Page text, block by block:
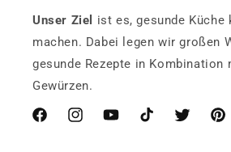
Unser Ziel
ist es, gesunde Küche
machen. Dabei legen wir großen
gesunde Rezepte in Kombination
Gewürzen.
FacebookInstagramYouTubeTikTok Twitter